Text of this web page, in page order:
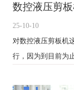
数控液压剪
25-10-10
对数控液压剪板机
行，因为到目前为止